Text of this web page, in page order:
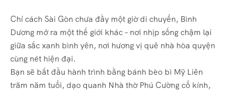
Chỉ cách Sài Gòn chưa đầy một giờ di chuyển, Bình
Dương mở ra một thế giới khác – nơi nhịp sống chậm lại
giữa sắc xanh bình yên, nơi hương vị quê nhà hòa quyện
cùng nét hiện đại.
Bạn sẽ bắt đầu hành trình bằng bánh bèo bì Mỹ Liên
trăm năm tuổi, dạo quanh Nhà thờ Phú Cường cổ kính,